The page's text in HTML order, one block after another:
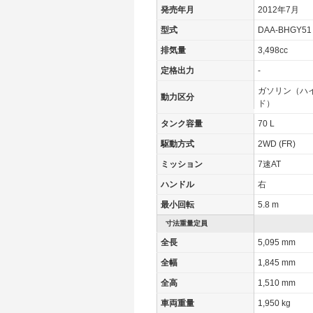
発売年月 2012年7月
型式 DAA-BHGY51
排気量 3,498cc
定格出力 -
動力区分
ガソリン（ハ
ド）
タンク容量 70 L
駆動方式 2WD (FR)
ミッション 7速AT
ハンドル 右
最小回転 5.8 m
寸法重量定員
全長 5,095 mm
全幅 1,845 mm
全高 1,510 mm
車両重量 1,950 kg